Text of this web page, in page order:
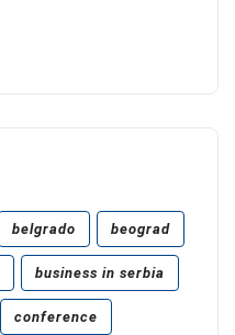
belgrado beograd
business in serbia
conference